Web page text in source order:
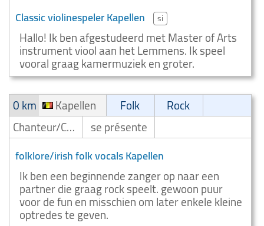
Classic violinespeler Kapellen si
Hallo! Ik ben afgestudeerd met Master of Arts
instrument viool aan het Lemmens. Ik speel
vooral graag kamermuziek en groter.
0 km
Kapellen Folk
Rock
Chanteur/Chanteuse
se présente
folklore/irish folk vocals Kapellen
Ik ben een beginnende zanger op naar een
partner die graag rock speelt. gewoon puur
voor de fun en misschien om later enkele kleine
optredes te geven.